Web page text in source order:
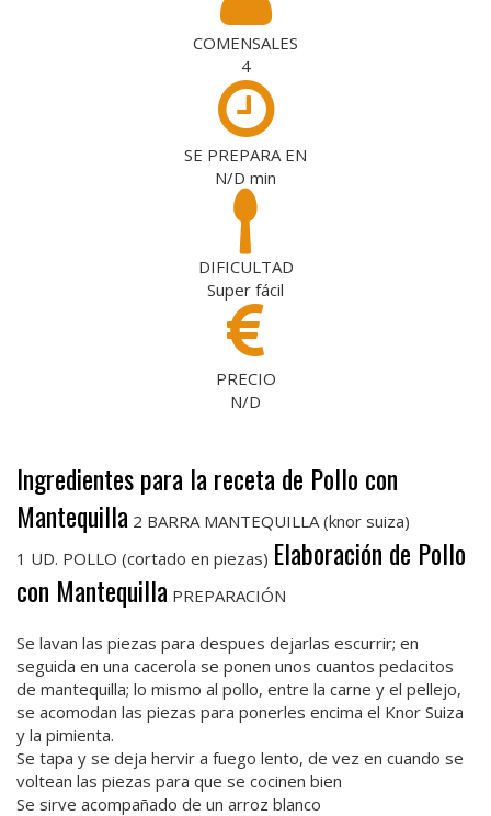
COMENSALES
4
SE PREPARA EN
N/D min
DIFICULTAD
Super fácil
PRECIO
N/D
Ingredientes para la receta de Pollo con
Mantequilla 2 BARRA MANTEQUILLA (knor suiza)
1 UD. POLLO (cortado en piezas) Elaboración de Pollo
con Mantequilla PREPARACIÓN
Se lavan las piezas para despues dejarlas escurrir; en
seguida en una cacerola se ponen unos cuantos pedacitos
de mantequilla; lo mismo al pollo, entre la carne y el pellejo,
se acomodan las piezas para ponerles encima el Knor Suiza
y la pimienta.
Se tapa y se deja hervir a fuego lento, de vez en cuando se
voltean las piezas para que se cocinen bien
Se sirve acompañado de un arroz blanco